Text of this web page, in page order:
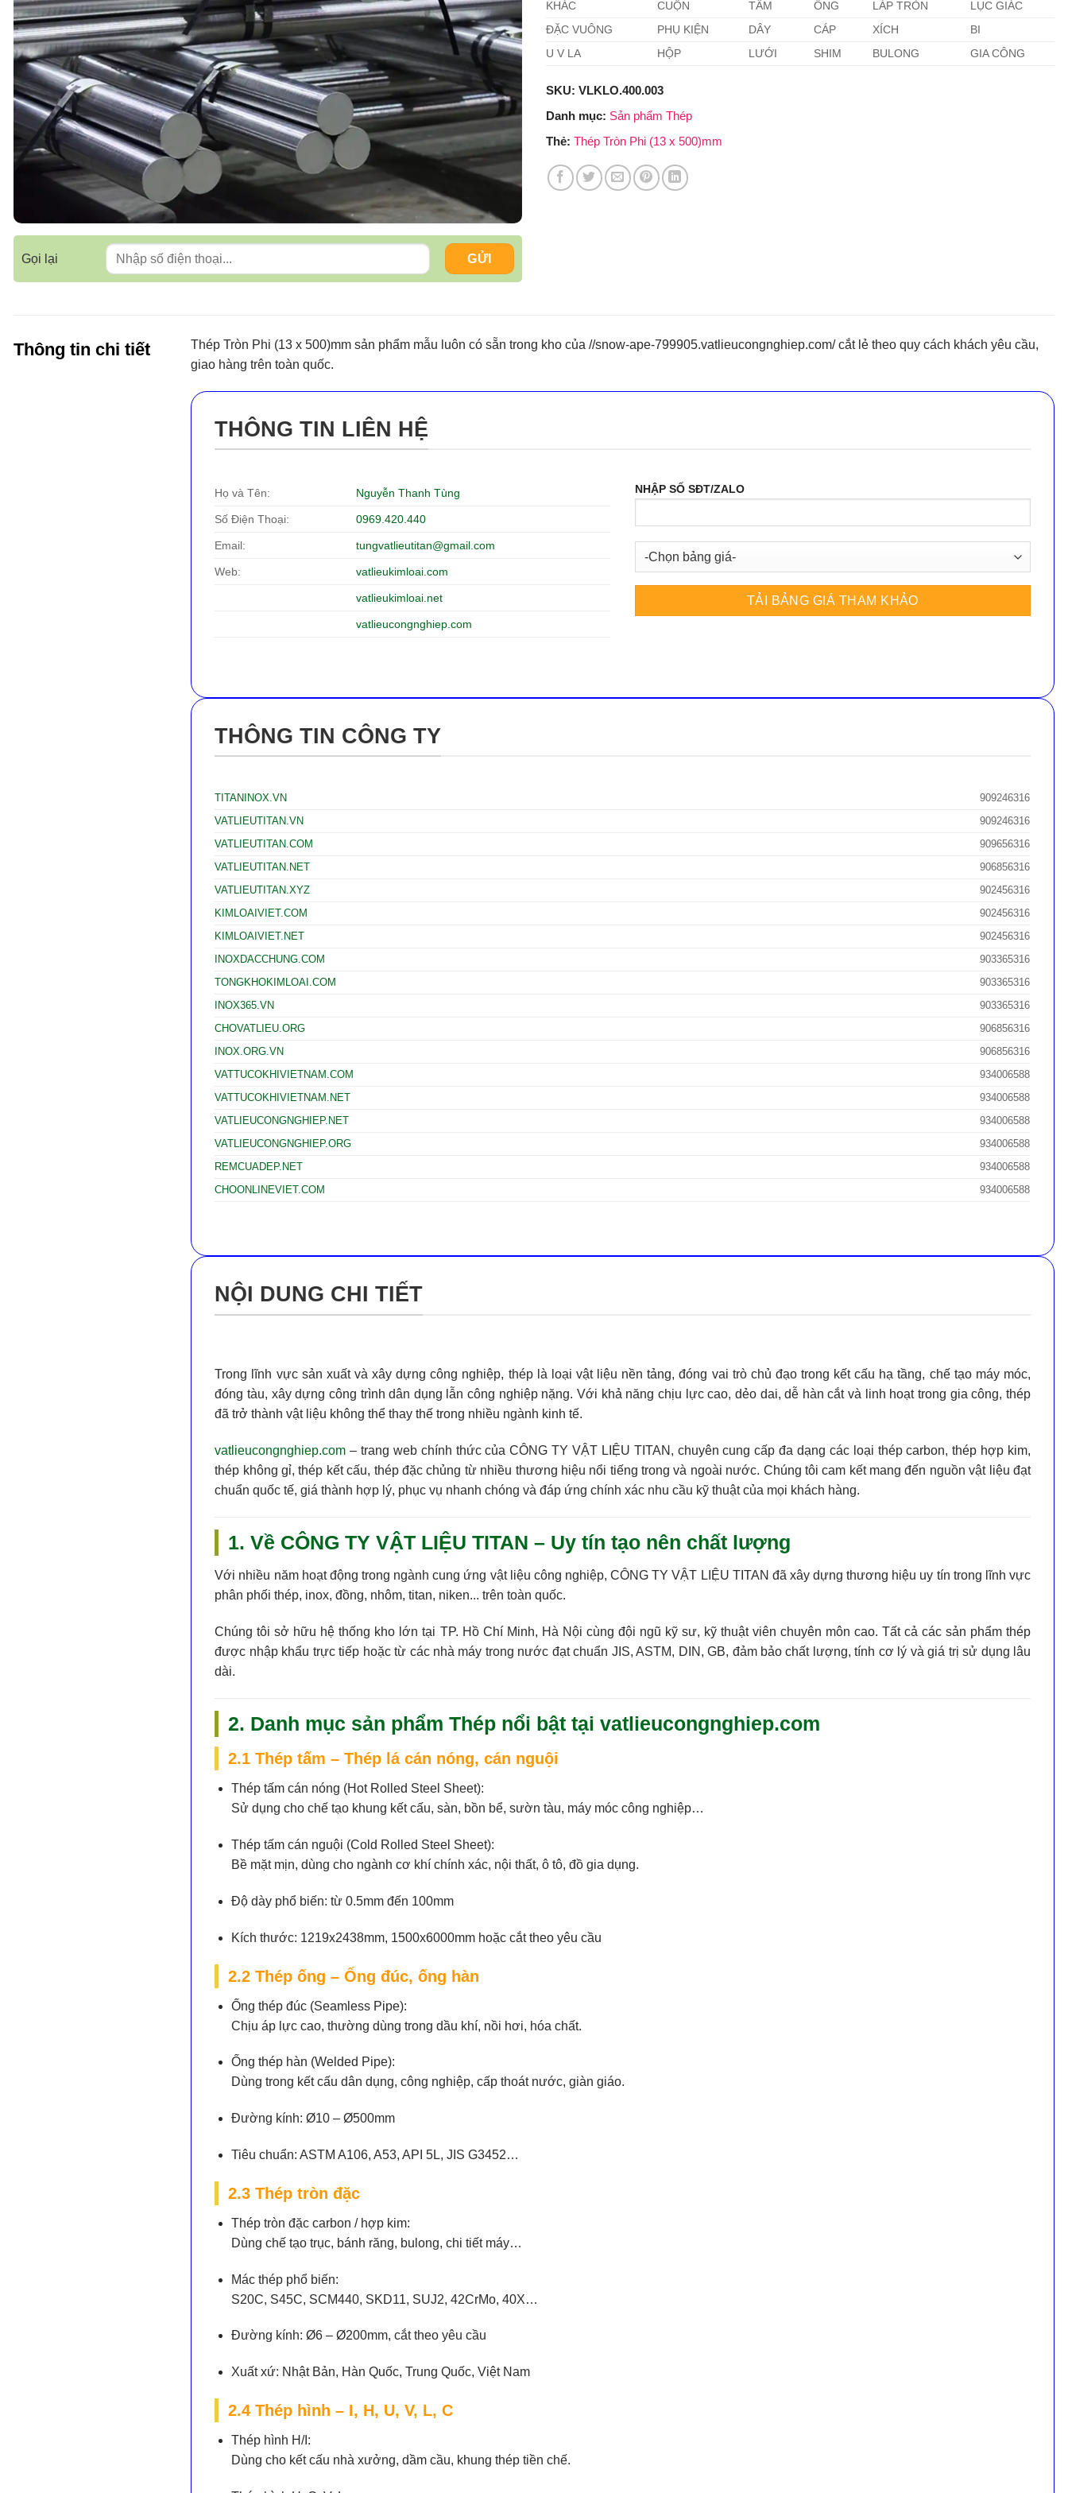
Gọi lại
KHÁC
CUỘN TẤM ỐNG LÁP TRÒN
LỤC GIÁC
ĐẶC VUÔNG
PHỤ KIỆN DÂY CÁP XÍCH
BI
U V LA
HỘP LƯỚI SHIM BULONG GIA CÔNG
SKU: VLKLO.400.003
Danh mục: Sản phẩm Thép
Thẻ: Thép Tròn Phi (13 x 500)mm
Thông tin chi tiết
Thép Tròn Phi (13 x 500)mm sản phẩm mẫu luôn có sẵn trong kho của //snow-ape-799905.vatlieucongnghiep.com/ cắt lẻ theo quy cách khách yêu cầu,
giao hàng trên toàn quốc.
THÔNG TIN LIÊN HỆ
Họ và Tên: Nguyễn Thanh Tùng
Số Điện Thoại: 0969.420.440
Email: tungvatlieutitan@gmail.com
Web: vatlieukimloai.com
vatlieukimloai.net
vatlieucongnghiep.com
NHẬP SỐ SĐT/ZALO
THÔNG TIN CÔNG TY
TITANINOX.VN
909246316
VATLIEUTITAN.VN
909246316
VATLIEUTITAN.COM
909656316
VATLIEUTITAN.NET
906856316
VATLIEUTITAN.XYZ
902456316
KIMLOAIVIET.COM
902456316
KIMLOAIVIET.NET
902456316
INOXDACCHUNG.COM
903365316
TONGKHOKIMLOAI.COM
903365316
INOX365.VN
903365316
CHOVATLIEU.ORG
906856316
INOX.ORG.VN
906856316
VATTUCOKHIVIETNAM.COM
934006588
VATTUCOKHIVIETNAM.NET
934006588
VATLIEUCONGNGHIEP.NET
934006588
VATLIEUCONGNGHIEP.ORG
934006588
REMCUADEP.NET
934006588
CHOONLINEVIET.COM
934006588
NỘI DUNG CHI TIẾT
Trong lĩnh vực sản xuất và xây dựng công nghiệp, théplà loại vật liệu nền tảng, đóng vai trò chủ đạo trong kết cấu hạ tầng, chế tạo máy móc,
đóng tàu, xây dựng công trình dân dụng lẫn công nghiệp nặng. Với khả năng chịu lực cao, dẻo dai, dễ hàn cắt và linh hoạt trong gia công, thép
đã trở thành vật liệu không thể thay thế trong nhiều ngành kinh tế.
vatlieucongnghiep.com – trang web chính thức củaCÔNG TY VẬT LIỆU TITAN , chuyên cung cấp đa dạng các loại thép carbon, thép hợp kim,
thép không gỉ, thép kết cấu, thép đặc chủng từ nhiều thương hiệu nổi tiếng trong và ngoài nước. Chúng tôi cam kết mang đến nguồn vật liệu đạt
chuẩn quốc tế,giá thành hợp lý, phục vụ nhanh chóng vàđáp ứng chính xác nhu cầu kỹ thuậtcủa mọi khách hàng.
1. Về CÔNG TY VẬT LIỆU TITAN – Uy tín tạo nên chất lượng
Với nhiều năm hoạt động trong ngành cung ứng vật liệu công nghiệp,CÔNG TY VẬT LIỆU TITAN đã xây dựng thương hiệu uy tín trong lĩnh vực
phân phối thép, inox, đồng, nhôm, titan, niken... trên toàn quốc.
Chúng tôi sở hữu hệ thống kho lớn tại TP. Hồ Chí Minh, Hà Nội cùng đội ngũ kỹ sư, kỹ thuật viên chuyên môn cao. Tất cả các sản phẩm thép
được nhập khẩu trực tiếp hoặc từ các nhà máy trong nước đạt chuẩn JIS, ASTM, DIN, GB, đảm bảo chất lượng, tính cơ lý và giá trị sử dụng lâu
dài.
2. Danh mục sản phẩm Thép nổi bật tại vatlieucongnghiep.com
2.1 Thép tấm – Thép lá cán nóng, cán nguội
Thép tấm cán nóng (Hot Rolled Steel Sheet):
Sử dụng cho chế tạo khung kết cấu, sàn, bồn bể, sườn tàu, máy móc công nghiệp…
Thép tấm cán nguội (Cold Rolled Steel Sheet):
Bề mặt mịn, dùng cho ngành cơ khí chính xác, nội thất, ô tô, đồ gia dụng.
Độ dày phổ biến: từ 0.5mm đến 100mm
Kích thước: 1219x2438mm, 1500x6000mm hoặc cắt theo yêu cầu
2.2 Thép ống – Ống đúc, ống hàn
Ống thép đúc (Seamless Pipe):
Chịu áp lực cao, thường dùng trong dầu khí, nồi hơi, hóa chất.
Ống thép hàn (Welded Pipe):
Dùng trong kết cấu dân dụng, công nghiệp, cấp thoát nước, giàn giáo.
Đường kính: Ø10 – Ø500mm
Tiêu chuẩn: ASTM A106, A53, API 5L, JIS G3452…
2.3 Thép tròn đặc
Thép tròn đặc carbon / hợp kim:
Dùng chế tạo trục, bánh răng, bulong, chi tiết máy…
Mác thép phổ biến:
S20C, S45C, SCM440, SKD11, SUJ2, 42CrMo, 40X…
Đường kính: Ø6 – Ø200mm, cắt theo yêu cầu
Xuất xứ: Nhật Bản, Hàn Quốc, Trung Quốc, Việt Nam
2.4 Thép hình – I, H, U, V, L, C
Thép hình H/I:
Dùng cho kết cấu nhà xưởng, dầm cầu, khung thép tiền chế.